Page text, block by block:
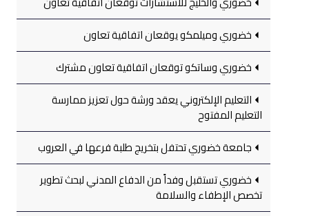
خضوري وميلمكو يوقعان اتفاقية تعاون
خضوري وساتكو توقعان اتفاقية تعاون مشترك
التعليم الإلكتروني يعقد ورشة حول تعزيز ممارسة
التعليم المفتوح
جامعة خضوري تحتفل بتخريج طلبة فرعها في العروب
خضوري تستقبل وفداً من الدفاع المدني لبحث تطوير
تخصص الإطفاء والسلامة